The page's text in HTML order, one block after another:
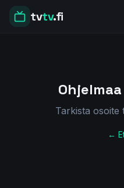
tvtv.fi
Tarkista osoite
←